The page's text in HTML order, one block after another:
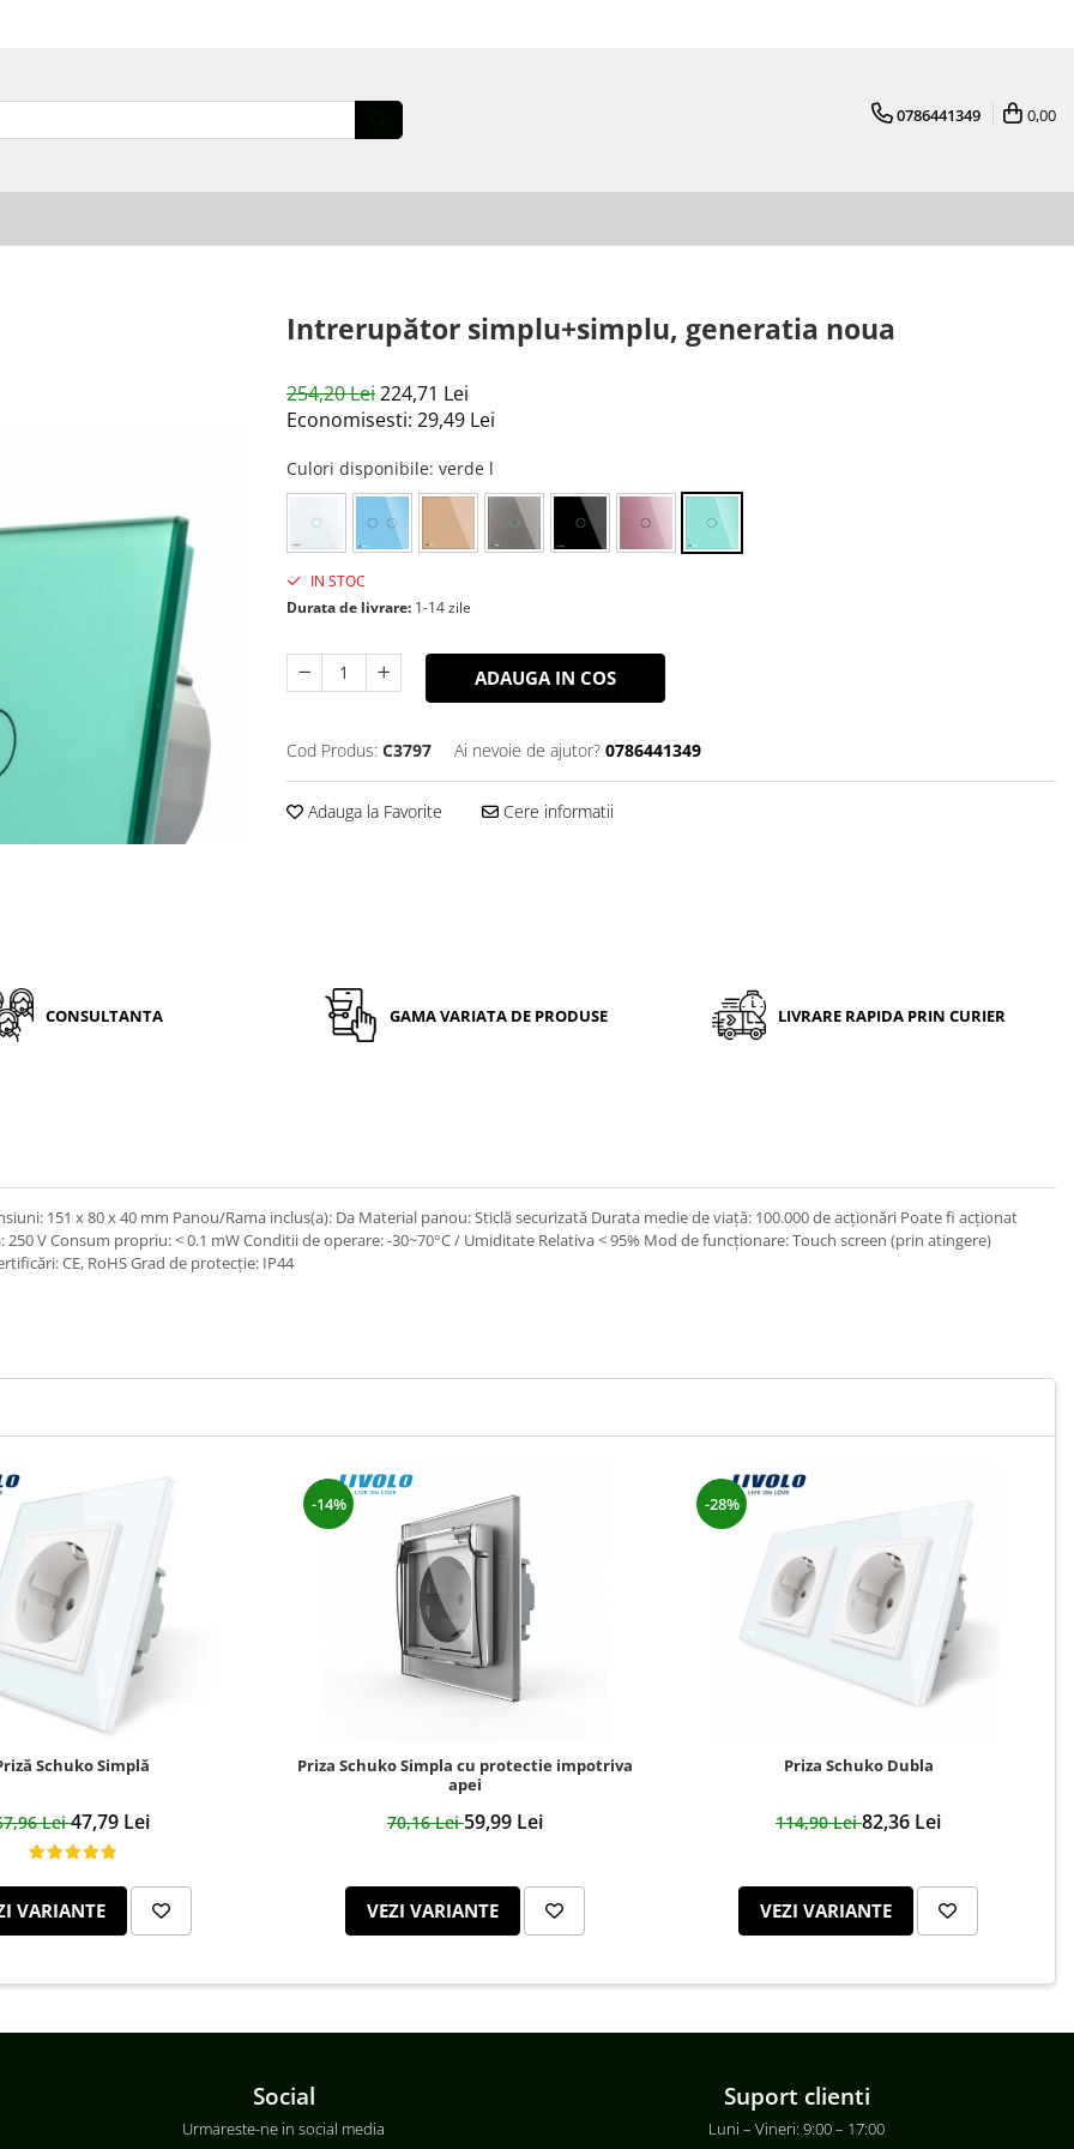
0786441349 0,00
Intrerupător simplu+simplu, generatia noua
254,20 Lei224,71 Lei
Economisesti: 29,49 Lei
Culori disponibile: verde l
IN STOC
Durata de livrare: 1-14 zile
ADAUGA IN COS
Cod Produs: C3797 Ai nevoie de ajutor? 0786441349
Adauga la Favorite Cere informatii
CONSULTANTA GAMA VARIATA DE PRODUSE LIVRARE RAPIDA PRIN CURIER
151 x 80 x 40 mm Panou/Rama inclus(a): Da Material panou: Sticlă securizată Durata medie de viață: 100.000 de acționări Poate fi acționat
V Consum propriu: < 0.1 mW Conditii de operare: -30~70°C / Umiditate Relativa < 95% Mod de funcționare: Touch screen (prin atingere)
CE, RoHS Grad de protecție: IP44
Schuko Simplă
Lei47,79 Lei
VARIANTE
-14%
Priza Schuko Simpla cu protectie impotriva
apei
70,16 Lei59,99 Lei
VEZI VARIANTE
-28%
Priza Schuko Dubla
114,90 Lei82,36 Lei
VEZI VARIANTE
Social
Urmareste-ne in social media
Suport clienti
Luni – Vineri: 9:00 – 17:00